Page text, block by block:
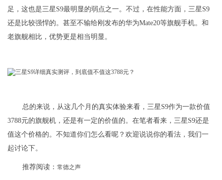
足，这也是三星S9最明显的弱点之一。不过，在性能方面，三星S9
还是比较强悍的。甚至不输给刚发布的华为Mate20等旗舰手机。和
老旗舰相比，优势更是相当明显。
总的来说，从这几个月的真实体验来看，三星S9作为一款价值
3788元的旗舰机，还是有一定的价值的。在笔者看来，三星S9还是
值这个价格的。不知道你们怎么看呢？欢迎说说你的看法，我们一
起讨论下。
推荐阅读： 常德之声